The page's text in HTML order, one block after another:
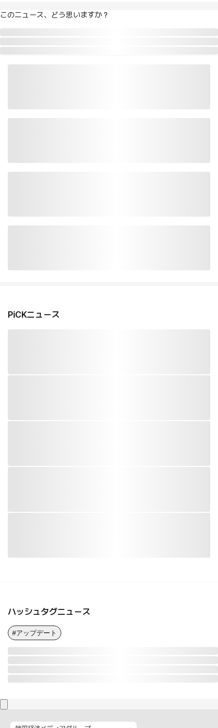
このニュース、どう思いますか？
PiCKニュース
ハッシュタグニュース
#アップデート